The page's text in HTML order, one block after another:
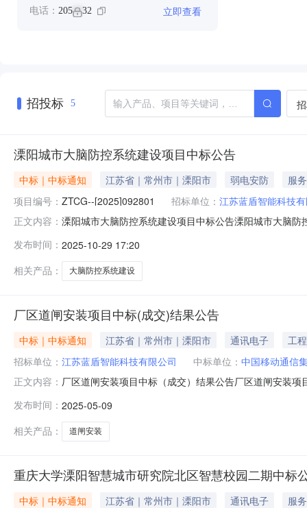
电话： 205**32 立即查看
招投标 5
溧阳城市大脑防控系统建设项目中标公告
中标｜中标通知 江苏省｜常州市｜溧阳市 弱电安防
服务
项目编号： ZTCG--[2025]092801 招标单位： 江苏蓝盾智能科技
正文内容： 溧阳城市大脑防控系统建设项目中标公告溧阳城市大脑
限：自本公告发布之日起1个工作日。六、其他补充事宜
发布时间： 2025-10-29 17:20
相关产品：
大脑防控系统建设
厂区道闸安装项目中标(成交)结果公告
中标｜中标通知 江苏省｜常州市｜溧阳市 通讯电子
工程
招标单位： 江苏蓝盾智能科技有限公司 中标单位： 中国移动通信
正文内容： 厂区道闸安装项目中标（成交）结果公告厂区道闸安装
闸安装项目品牌：海康威视规格型号:/数量：20个单价：
下方式联系。采购人信息名？？？
发布时间： 2025-05-09
相关产品：
道闸安装
重庆大学溧阳智慧城市研究院北区智慧校园二期中标
中标｜中标通知 江苏省｜常州市｜溧阳市 通讯电子
服务